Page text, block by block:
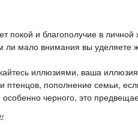
покой и благополучие в
ли мало внимания вы
иллюзиями, ваша
пополнение семьи,
черного, это